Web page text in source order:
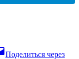
Поделиться через